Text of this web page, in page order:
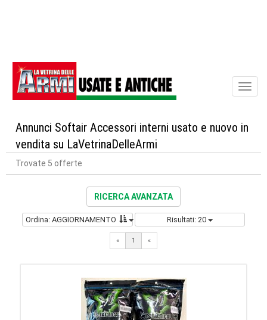
Annunci Softair Accessori interni usato e nuovo in
vendita su LaVetrinaDelleArmi
Trovate 5 offerte
RICERCA AVANZATA
Ordina: AGGIORNAMENTO Risultati: 20
« 1 «